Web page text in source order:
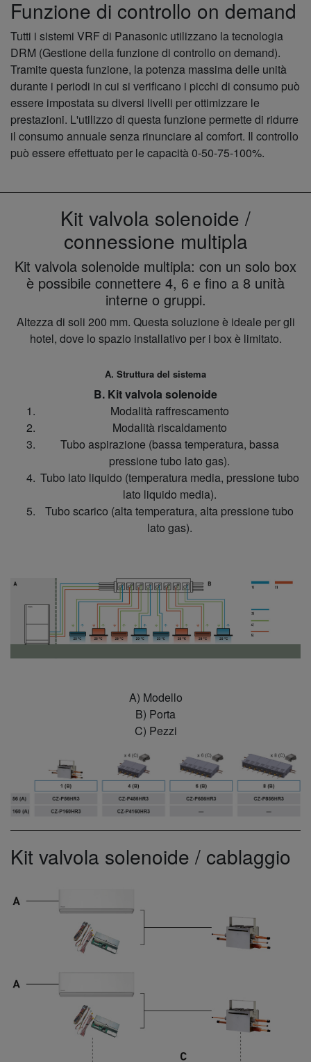
Funzione di controllo on demand
Tutti i sistemi VRF di Panasonic utilizzano la tecnologia
DRM (Gestione della funzione di controllo on demand).
Tramite questa funzione, la potenza massima delle unità
durante i periodi in cui si verificano i picchi di consumo può
essere impostata su diversi livelli per ottimizzare le
prestazioni. L'utilizzo di questa funzione permette di ridurre
il consumo annuale senza rinunciare al comfort. Il controllo
può essere effettuato per le capacità 0-50-75-100%.
Kit valvola solenoide /
connessione multipla
Kit valvola solenoide multipla: con un solo box
è possibile connettere 4, 6 e fino a 8 unità
interne o gruppi.
Altezza di soli 200 mm. Questa soluzione è ideale per gli
hotel, dove lo spazio installativo per i box è limitato.
A. Struttura del sistema
B. Kit valvola solenoide
Modalità raffrescamento
Modalità riscaldamento
Tubo aspirazione (bassa temperatura, bassa
pressione tubo lato gas).
Tubo lato liquido (temperatura media, pressione tubo
lato liquido media).
Tubo scarico (alta temperatura, alta pressione tubo
lato gas).
A) Modello
B) Porta
C) Pezzi
Kit valvola solenoide / cablaggio